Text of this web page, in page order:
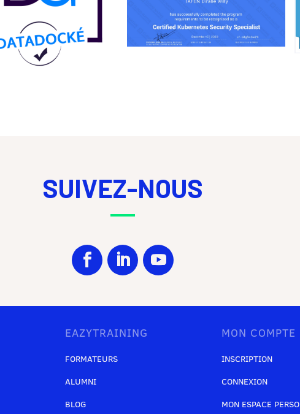
SUIVEZ-NOUS
EAZYTRAINING
FORMATEURS
ALUMNI
BLOG
MON COMPTE
INSCRIPTION
CONNEXION
MON ESPACE PERSO